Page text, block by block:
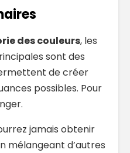
des couleurs, les
sont des
de créer
possibles. Pour
jamais obtenir
mélangeant d’autres